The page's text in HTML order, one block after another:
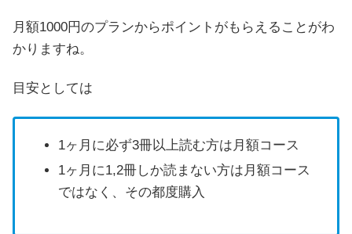
月額1000円のプランからポイントがもらえることがわ
かりますね。
目安としては
1ヶ月に必ず3冊以上読む方は月額コース
1ヶ月に1,2冊しか読まない方は月額コース
ではなく、その都度購入